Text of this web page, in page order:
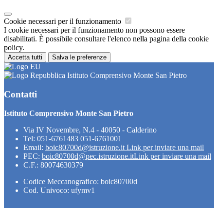
Cookie necessari per il funzionamento
I cookie necessari per il funzionamento non possono essere
disabilitati. È possibile consultare l'elenco nella pagina della cookie
policy.
Accetta tutti Salva le preferenze
Istituto Comprensivo Monte San Pietro
Contatti
Istituto Comprensivo Monte San Pietro
Via IV Novembre, N.4 - 40050 - Calderino
Tel: 051-6761483 051-6761001
Email: boic80700d@istruzione.it Link per inviare una mail
PEC: boic80700d@pec.istruzione.itLink per inviare una mail
C.F.: 80074630379
Codice Meccanografico: boic80700d
Cod. Univoco: ufymv1